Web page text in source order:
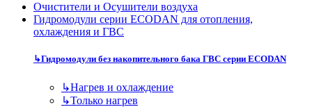
Очистители и Осушители воздуха
Гидромодули серии ECODAN для отопления,
охлаждения и ГВС
↳Гидромодули без накопительного бака ГВС серии ECODAN
↳Нагрев и охлаждение
↳Только нагрев